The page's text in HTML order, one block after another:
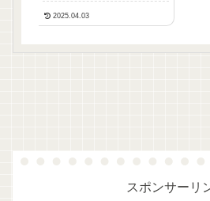
2025.04.03
スポンサーリ